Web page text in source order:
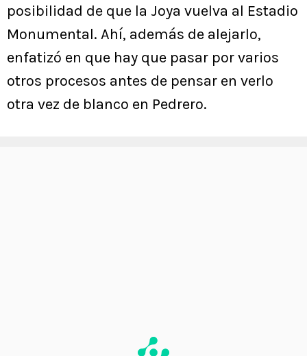
posibilidad de que la Joya vuelva al Estadio
Monumental. Ahí, además de alejarlo,
enfatizó en que hay que pasar por varios
otros procesos antes de pensar en verlo
otra vez de blanco en Pedrero.